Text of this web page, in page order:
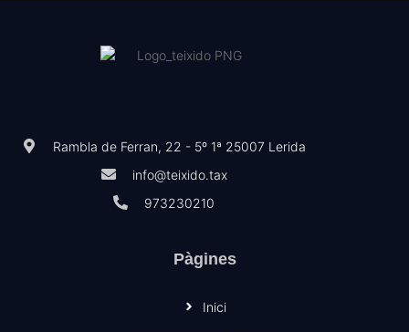
Rambla de Ferran, 22 - 5º 1ª 25007 Lerida
info@teixido.tax
973230210
Pàgines
Inici